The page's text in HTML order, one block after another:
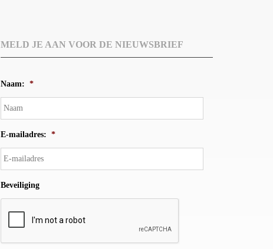
MELD JE AAN VOOR DE NIEUWSBRIEF
Naam: *
E-mailadres: *
Beveiliging